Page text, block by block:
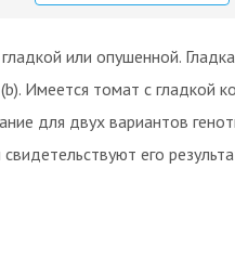
или опушенной.
Имеется томат с гладкой
для двух вариантов
его